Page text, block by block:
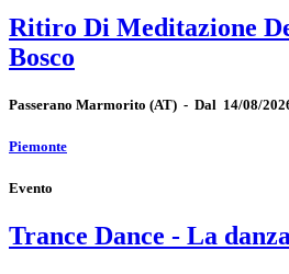
Ritiro Di Meditazione
Bosco
Passerano Marmorito (AT) - Dal 14/08/
Piemonte
Evento
Trance Dance - La